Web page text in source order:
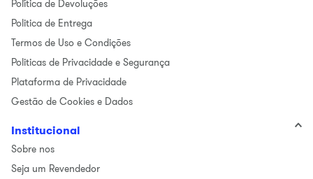
Política de Devoluções
Politica de Entrega
Termos de Uso e Condições
Politicas de Privacidade e Segurança
Plataforma de Privacidade
Gestão de Cookies e Dados
Institucional
Sobre nos
Seja um Revendedor